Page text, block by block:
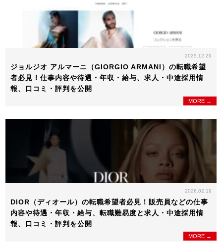
2025.12.29
ジョルジオ アルマーニ（GIORGIO ARMANI）の転職希望
者必見！仕事内容や待遇・年収・給与、求人・中途採用情
報、口コミ・評判を公開
MORE →
2026.02.19
DIOR（ディオール）の転職希望者必見！販売員などの仕事
内容や待遇・年収・給与、転職難易度と求人・中途採用情
報、口コミ・評判を公開
MORE →